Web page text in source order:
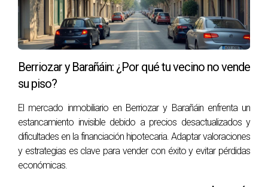
PREGUNTAS FRECUENTES
¿Cuánto tiempo suele tardar en vender una
vivienda en Pamplona?
El tiempo puede variar, pero generalmente entre 1 a 6
meses es lo habitual dependiendo del mercado y precio
solicitado.
¿Es necesario realizar reformas antes de
vender?
No siempre es necesario, pero pequeñas mejoras pueden
Berriozar y Barañáin: ¿Por qué tu vecino no vende
su piso?
El mercado inmobiliario en Berriozar y Barañáin enfrenta un
estancamiento invisible debido a precios desactualizados y
dificultades en la financiación hipotecaria. Adaptar valoraciones
y estrategias es clave para vender con éxito y evitar pérdidas
económicas.